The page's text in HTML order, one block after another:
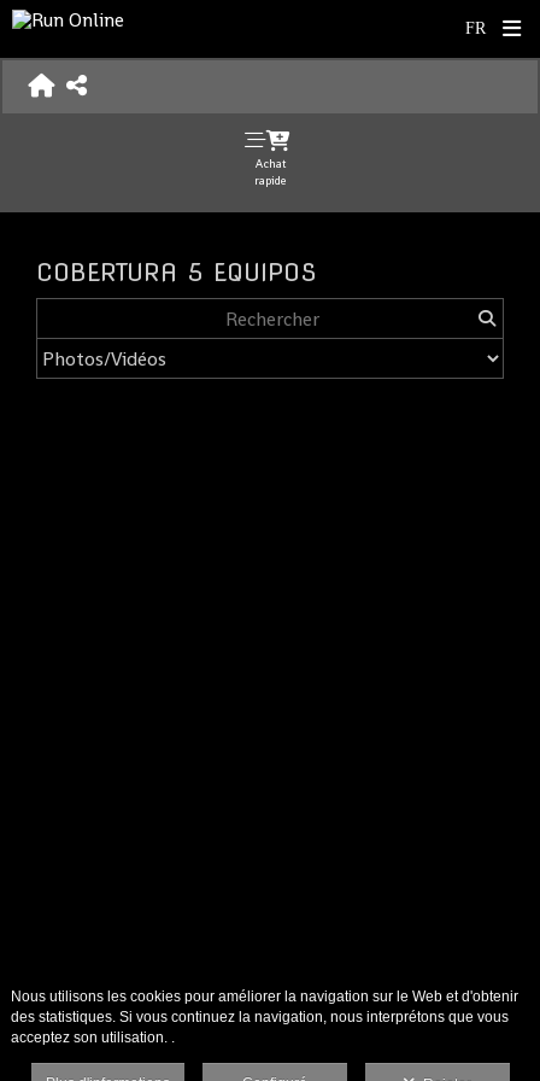
Achat
rapide
COBERTURA 5 EQUIPOS
Nous utilisons les cookies pour améliorer la navigation sur le Web et d'obtenir
des statistiques. Si vous continuez la navigation, nous interprétons que vous
acceptez son utilisation. .